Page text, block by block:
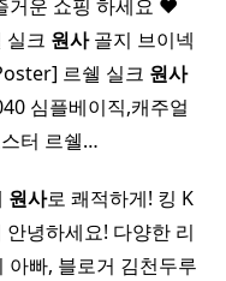
거운 쇼핑 하세요 ♥
실크 원사골지 브이넥
르쉘 실크 원사
심플베이직,캐주얼
터 르쉘…
원사로 쾌적하게! 킹 K
녕하세요! 다양한 리
아빠, 블로거 김천두루